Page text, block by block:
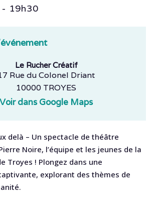
- 19h30
Le Rucher Créatif
Rue du Colonel Driant
10000 TROYES
Voir dans Google Maps
delà – Un spectacle de théâtre
Noire, l’équipe et les jeunes de la
Troyes ! Plongez dans une
explorant des thèmes de